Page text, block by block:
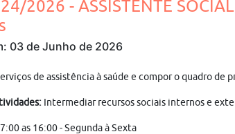
2026 - ASSISTENTE
03 de Junho de 2026
de assistência à saúde e compor o quadro
Intermediar recursos sociais internos e
as 16:00 - Segunda à Sexta